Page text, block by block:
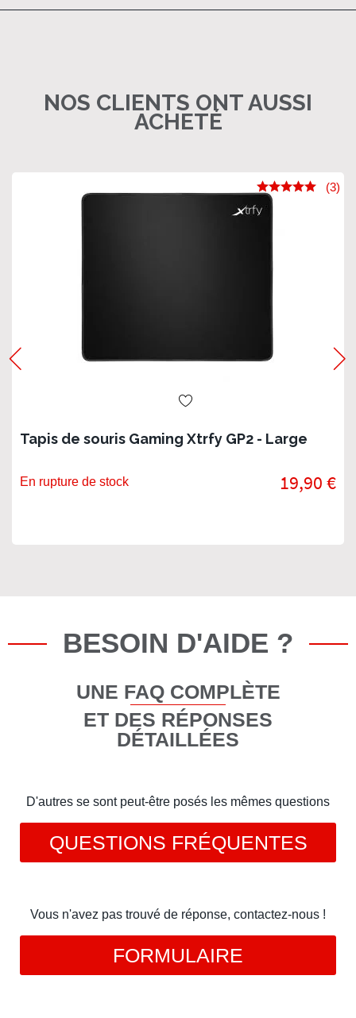
NOS CLIENTS ONT AUSSI
ACHETÉ
Tapis de souris Gaming Xtrfy GP2 - Large
(3)
En rupture de stock 19,90 €
BESOIN D'AIDE ?
UNE FAQ COMPLÈTE
ET DES RÉPONSES
DÉTAILLÉES
D'autres se sont peut-être posés les mêmes questions
QUESTIONS FRÉQUENTES
Vous n'avez pas trouvé de réponse, contactez-nous !
FORMULAIRE